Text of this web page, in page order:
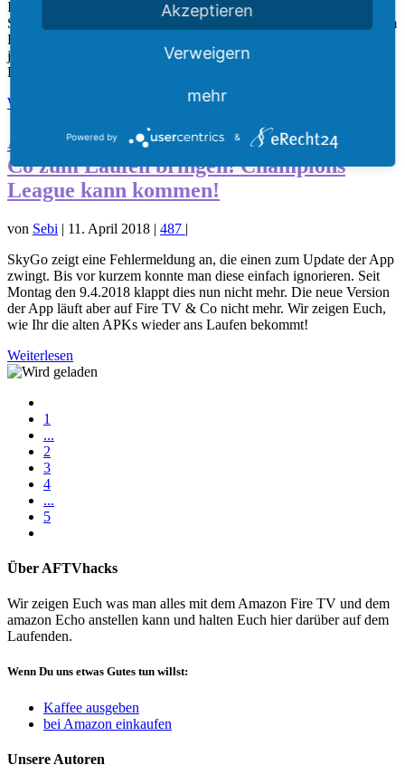
In den letzten Wochen gab es immer wieder Update-Probleme der
SkyGo App auf dem Fire TV. Das führte dazu, dass SkyGo auf dem
Fire TV nicht mehr funktioniert. Unsere Community & wir haben
jetzt aber eine Lösung gefunden: unsere detaillierte Anleitung zeigt
Euch, wie Ihr SkyGo auf dem Fire TV wieder ans Laufen bringt.
Weiterlesen
Alte SkyGo APKs wieder auf Fire TV &
Co zum Laufen bringen! Champions
League kann kommen!
von Sebi | 11. April 2018 | 487 |
SkyGo zeigt eine Fehlermeldung an, die einen zum Update der App
zwingt. Bis vor kurzem konnte man diese einfach ignorieren. Seit
Montag den 9.4.2018 klappt dies nun nicht mehr. Die neue Version
der App läuft aber auf Fire TV & Co nicht mehr. Wir zeigen Euch,
wie Ihr die alten APKs wieder ans Laufen bekommt!
Weiterlesen
1
...
2
3
4
...
5
Über AFTVhacks
Wir zeigen Euch was man alles mit dem Amazon Fire TV und dem
amazon Echo anstellen kann und halten Euch hier darüber auf dem
Laufenden.
Wenn Du uns etwas Gutes tun willst:
Kaffee ausgeben
bei Amazon einkaufen
Unsere Autoren
Akzeptieren
Verweigern
mehr
Powered by &